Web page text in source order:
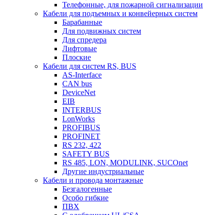
Телефонные, для пожарной сигнализации
Кабели для подъемных и конвейерных систем
Барабанные
Для подвижных систем
Для спредера
Лифтовые
Плоские
Кабели для систем RS, BUS
AS-Interface
CAN bus
DeviceNet
EIB
INTERBUS
LonWorks
PROFIBUS
PROFINET
RS 232, 422
SAFETY BUS
RS 485, LON, MODULINK, SUCOnet
Другие индустриальные
Кабели и провода монтажные
Безгалогенные
Особо гибкие
ПВХ